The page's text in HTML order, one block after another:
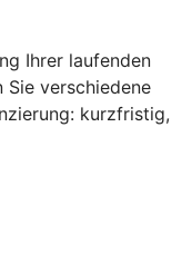
Ihrer laufenden
Sie verschiedene
kurzfristig,